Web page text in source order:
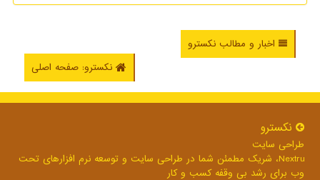
اخبار و مطالب نکسترو
نکسترو: صفحه اصلی
نكسترو
طراحی سایت
Nextru، شریک مطمئن شما در طراحی سایت و توسعه نرم افزارهای تحت
وب برای رشد بی وقفه کسب و کار